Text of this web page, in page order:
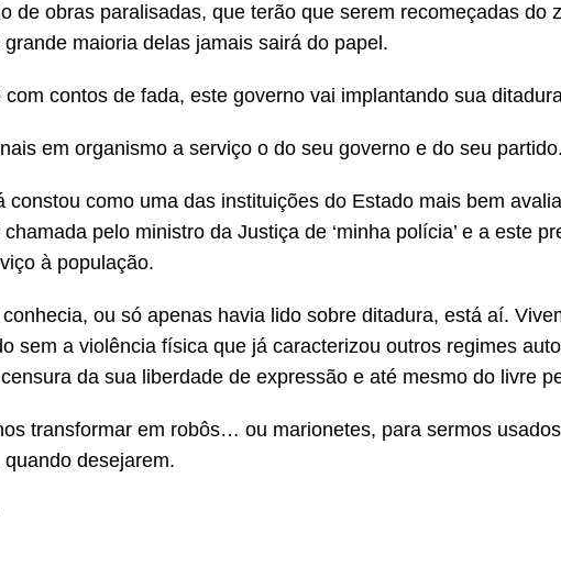
de obras paralisadas, que terão que serem recomeçadas do
maioria delas jamais sairá do papel.
contos de fada, este governo vai implantando sua
em organismo a serviço o do seu governo e do seu partido.
como uma das instituições do Estado mais bem
pelo ministro da Justiça de ‘minha polícia’ e a este
à população.
ou só apenas havia lido sobre ditadura, está aí.
sem a violência física que já caracterizou outros regimes
da sua liberdade de expressão e até mesmo do livre
transformar em robôs… ou marionetes, para sermos
desejarem.